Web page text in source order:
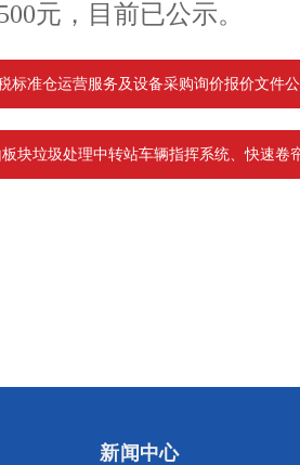
元，目前已公示。
标准仓运营服务及设备采购询价报价文件
块垃圾处理中转站车辆指挥系统、快速卷
新闻中心